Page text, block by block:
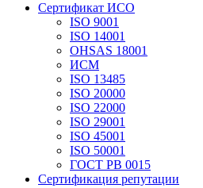
Сертификат ИСО
ISO 9001
ISO 14001
OHSAS 18001
ИСМ
ISO 13485
ISO 20000
ISO 22000
ISO 29001
ISO 45001
ISO 50001
ГОСТ РВ 0015
Сертификация репутации